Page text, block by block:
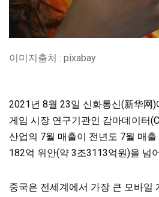
이미지출처 : pixabay
2021년 8월 23일 신화통신(新华网)
게임 시장 연구기관인 감마데이터
산업의 7월 매출이 전년도 7월 매
182억 위안(약 3조3113억원)을 넘
중국은 전세계에서 가장 큰 모바일